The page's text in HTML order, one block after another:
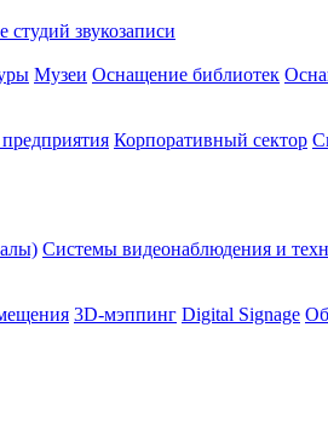
студий звукозаписи
Музеи Оснащение библиотек
Корпоративный сектор
Системы видеонаблюдения и
3D-мэппинг Digital Signage